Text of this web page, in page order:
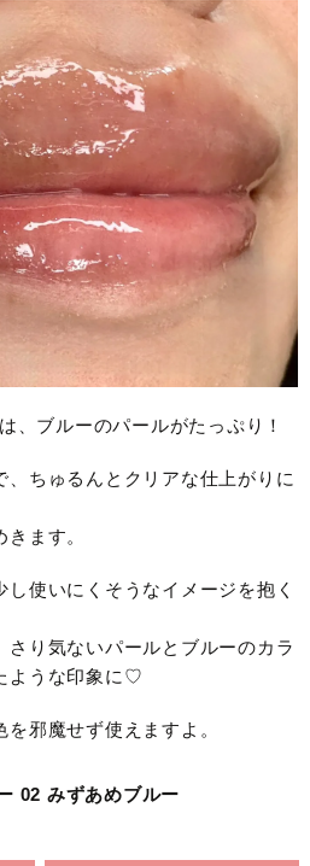
、ブルーのパールがたっぷり！
ちゅるんとクリアな仕上がりに
ます。
使いにくそうなイメージを抱く
さり気ないパールとブルーのカラ
ような印象に♡
邪魔せず使えますよ。
02 みずあめブルー